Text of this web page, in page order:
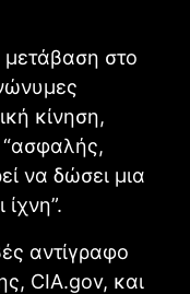
στο
κίνηση,
“ασφαλής,
να δώσει μια
αντίγραφο
CIA.gov, και